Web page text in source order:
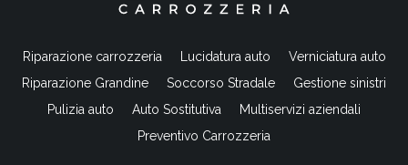
Riparazione carrozzeria Lucidatura auto
Verniciatura auto
Riparazione Grandine
Soccorso Stradale
Gestione sinistri
Pulizia auto
Auto Sostitutiva
Multiservizi aziendali
Preventivo Carrozzeria